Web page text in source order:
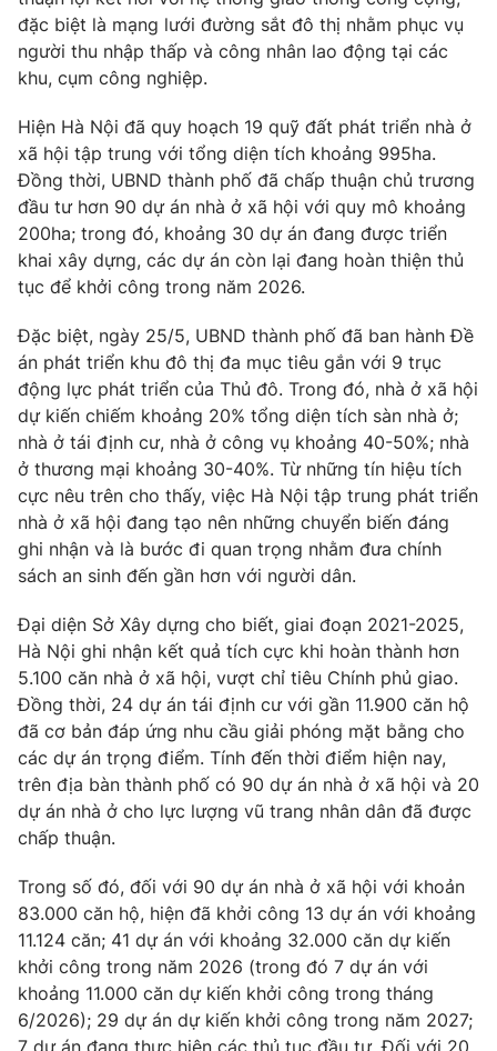
Ðiện thoại Thời báo VTV: 024.66 897 897
Email: toasoan@vtv.vn
Liên hệ quảng cáo:024-7300.7108
® Cấm sao chép dưới mọi hình thức nếu không có sự chấp
thuận bằng văn bản. Ghi rõ nguồn VTV.vn khi phát hành lại
thông tin từ website này.
đặc biệt là mạng lưới đường sắt đô thị nhằm phục vụ
người thu nhập thấp và công nhân lao động tại các
khu, cụm công nghiệp.
Hiện Hà Nội đã quy hoạch 19 quỹ đất phát triển nhà ở
xã hội tập trung với tổng diện tích khoảng 995ha.
Đồng thời, UBND thành phố đã chấp thuận chủ trương
đầu tư hơn 90 dự án nhà ở xã hội với quy mô khoảng
200ha; trong đó, khoảng 30 dự án đang được triển
khai xây dựng, các dự án còn lại đang hoàn thiện thủ
tục để khởi công trong năm 2026.
Đặc biệt, ngày 25/5, UBND thành phố đã ban hành Đề
án phát triển khu đô thị đa mục tiêu gắn với 9 trục
động lực phát triển của Thủ đô. Trong đó, nhà ở xã hội
dự kiến chiếm khoảng 20% tổng diện tích sàn nhà ở;
nhà ở tái định cư, nhà ở công vụ khoảng 40-50%; nhà
ở thương mại khoảng 30-40%. Từ những tín hiệu tích
cực nêu trên cho thấy, việc Hà Nội tập trung phát triển
nhà ở xã hội đang tạo nên những chuyển biến đáng
ghi nhận và là bước đi quan trọng nhằm đưa chính
sách an sinh đến gần hơn với người dân.
Đại diện Sở Xây dựng cho biết, giai đoạn 2021-2025,
Hà Nội ghi nhận kết quả tích cực khi hoàn thành hơn
5.100 căn nhà ở xã hội, vượt chỉ tiêu Chính phủ giao.
Đồng thời, 24 dự án tái định cư với gần 11.900 căn hộ
đã cơ bản đáp ứng nhu cầu giải phóng mặt bằng cho
các dự án trọng điểm. Tính đến thời điểm hiện nay,
trên địa bàn thành phố có 90 dự án nhà ở xã hội và 20
dự án nhà ở cho lực lượng vũ trang nhân dân đã được
chấp thuận.
Trong số đó, đối với 90 dự án nhà ở xã hội với khoản
83.000 căn hộ, hiện đã khởi công 13 dự án với khoảng
11.124 căn; 41 dự án với khoảng 32.000 căn dự kiến
khởi công trong năm 2026 (trong đó 7 dự án với
khoảng 11.000 căn dự kiến khởi công trong tháng
6/2026); 29 dự án dự kiến khởi công trong năm 2027;
7 dự án đang thực hiện các thủ tục đầu tư. Đối với 20